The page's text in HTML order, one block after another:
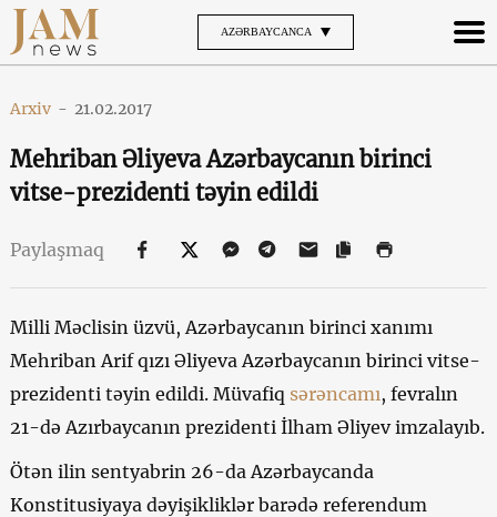
AZƏRBAYCANCA
Arxiv - 21.02.2017
Mehriban Əliyeva Azərbaycanın birinci
vitse-prezidenti təyin edildi
Paylaşmaq
Milli Məclisin üzvü, Azərbaycanın birinci xanımı
Mehriban Arif qızı Əliyeva Azərbaycanın birinci vitse-
prezidenti təyin edildi. Müvafiq sərəncamı, fevralın
21-də Azırbaycanın prezidenti İlham Əliyev imzalayıb.
Ötən ilin sentyabrin 26-da Azərbaycanda
Konstitusiyaya dəyişikliklər barədə referendum